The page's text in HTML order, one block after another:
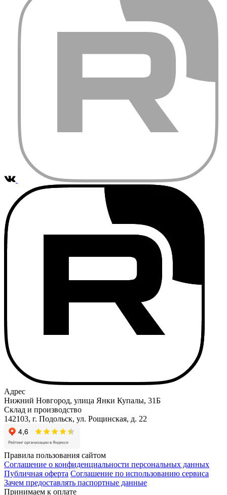
Адрес
Нижний Новгород, улица Янки Купалы, 31Б
Склад и производство
142103, г. Подольск, ул. Рощинская, д. 22
Правила пользования сайтом
Соглашение о конфиденциальности персональных данных
Публичная оферта Соглашение по использованию сервиса
Зачем предоставлять паспортные данные
Принимаем к оплате